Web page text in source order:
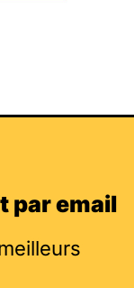
par email